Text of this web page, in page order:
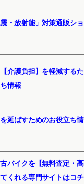
震・放射能」対策通販ショ
介護負担】を軽減するた
情報
延ばすためのお役立ち情
バイクを【無料査定・高
くれる専門サイトはコチ